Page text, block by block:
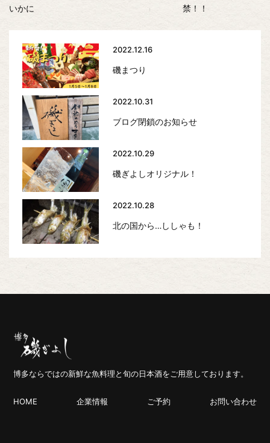
いかに
禁！！
2022.12.16
磯まつり
2022.10.31
ブログ閉鎖のお知らせ
2022.10.29
磯ぎよしオリジナル！
2022.10.28
北の国から…ししゃも！
博多ならではの新鮮な魚料理と旬の日本酒をご用意しております。
HOME 企業情報 ご予約 お問い合わせ